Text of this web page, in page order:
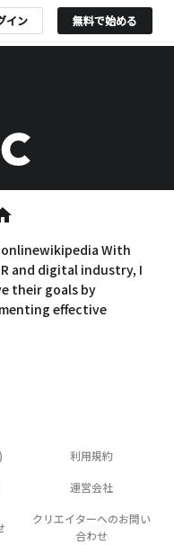
イン 無料で始める
onlinewikipedia With
and digital industry, I
their goals by
effective
利用規約
運営会社
クリエイターへのお問い
合わせ